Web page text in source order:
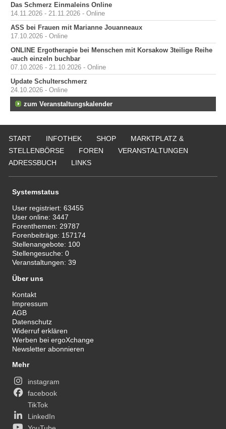
Das Schmerz Einmaleins Online
14.11.2026 - 21.11.2026 - Online
ASS bei Frauen mit Marianne Jouanneaux
17.10.2026 - Online
ONLINE Ergotherapie bei Menschen mit Korsakow 3teilige Reihe
-auch einzeln buchbar
07.10.2026 - 21.10.2026 - Online
Update Schulterschmerz
24.10.2026 - Online
zum Veranstaltungskalender
START INFOTHEK SHOP
MARKTPLATZ &
STELLENBÖRSE
FOREN
VERANSTALTUNGEN
ADRESSBUCH
LINKS
Systemstatus
User registriert:63455
User online:3447
Forenthemen: 29787
Forenbeiträge: 157174
Stellenangebote: 100
Stellengesuche:0
Veranstaltungen:39
Über uns
Kontakt
Impressum
AGB
Datenschutz
Widerruf erklären
Werben bei ergoXchange
Newsletter abonnieren
Mehr
instagram
facebook
TikTok
LinkedIn